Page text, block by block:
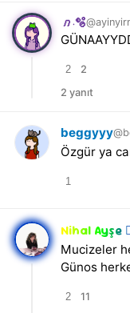
𝑛.🫧
2
2
2 yanıt
beggyyy
Özgür ya
1
Nihal Ayşe
Mucizeler
Günos
2
11